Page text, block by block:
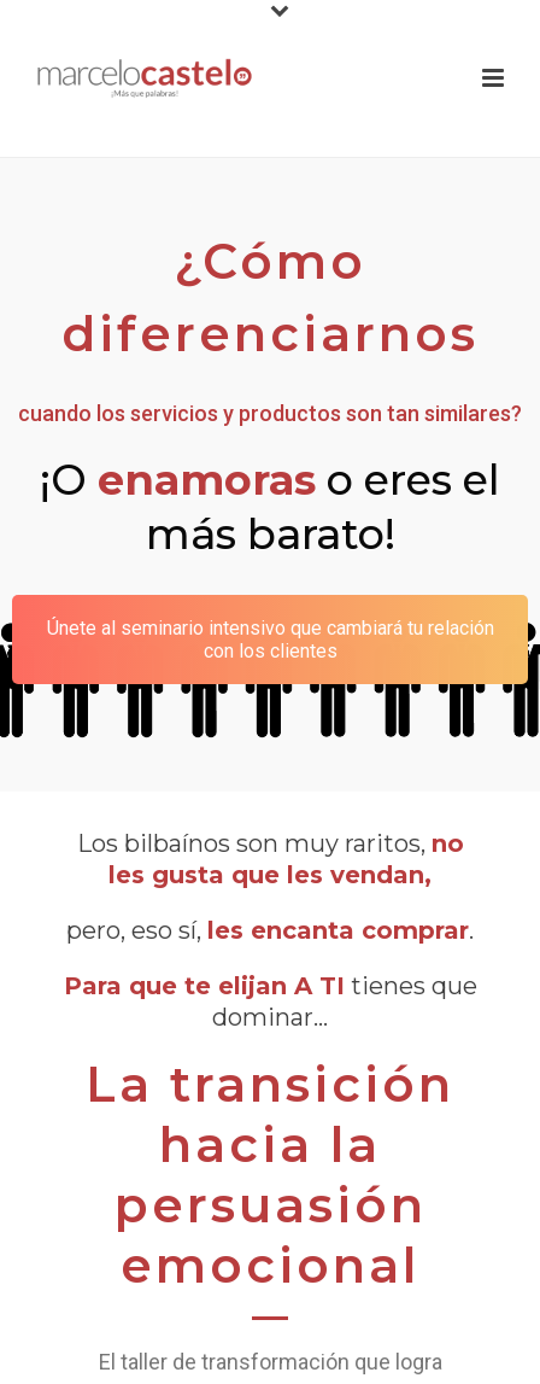
¿Cómo
diferenciarnos
cuando los servicios y productos son tan similares?
¡O enamoras o eres el
más barato!
Únete al seminario intensivo que cambiará tu relación
con los clientes
Los bilbaínos son muy raritos, no
les gusta que les vendan,
pero, eso sí, les encanta comprar.
Para que te elijan A TI tienes que
dominar…
La transición
hacia la
persuasión
emocional
El taller de transformación que logra